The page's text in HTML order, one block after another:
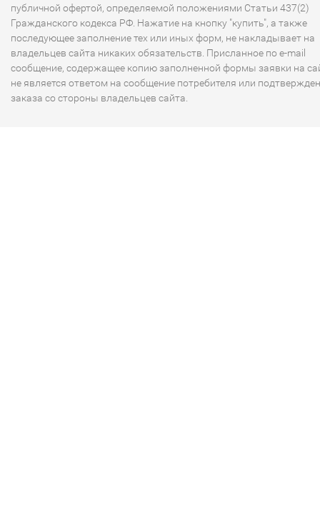
публичной офертой, определяемой положениями Статьи 437(2)
Гражданского кодекса РФ. Нажатие на кнопку "купить", а также
последующее заполнение тех или иных форм, не накладывает на
владельцев сайта никаких обязательств. Присланное по e-mail
сообщение, содержащее копию заполненной формы заявки на
не является ответом на сообщение потребителя или
заказа со стороны владельцев сайта.